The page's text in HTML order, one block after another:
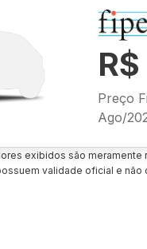
Preço
Ago/
exibidos são
validade oficial e